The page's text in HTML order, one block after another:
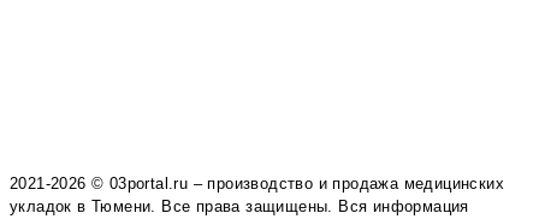
2021-2026 © 03portal.ru – производство и продажа медицинских
укладок в Тюмени. Все права защищены. Вся информация